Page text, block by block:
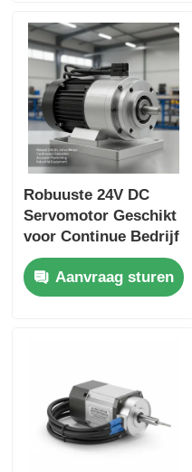
Productiesystemen
Robuuste 24V DC
Servomotor Geschikt
voor Continue Bedrijf
en Nauwkeurige
Positionering in
Industriële
Aanvraag sturen